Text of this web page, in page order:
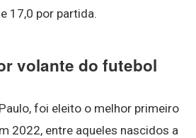
17,0 por partida.
volante do futebol
foi eleito o melhor primeiro
2022, entre aqueles nascidos a